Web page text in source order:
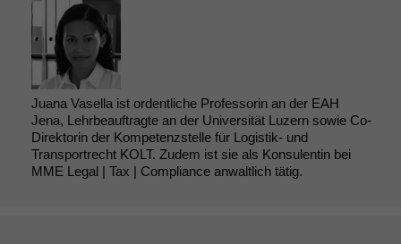
Juana Vasella ist ordentliche Professorin an der EAH
Jena, Lehrbeauftragte an der Universität Luzern sowie Co-
Direktorin der Kompetenzstelle für Logistik- und
Transportrecht KOLT. Zudem ist sie als Konsulentin bei
MME Legal | Tax | Compliance anwaltlich tätig.